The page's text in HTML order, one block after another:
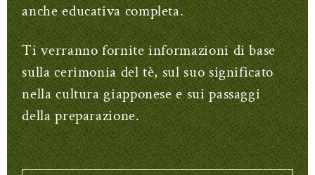
anche educativa completa.
Ti verranno fornite informazioni di base
sulla cerimonia del tè, sul suo significato
nella cultura giapponese e sui passaggi
della preparazione.